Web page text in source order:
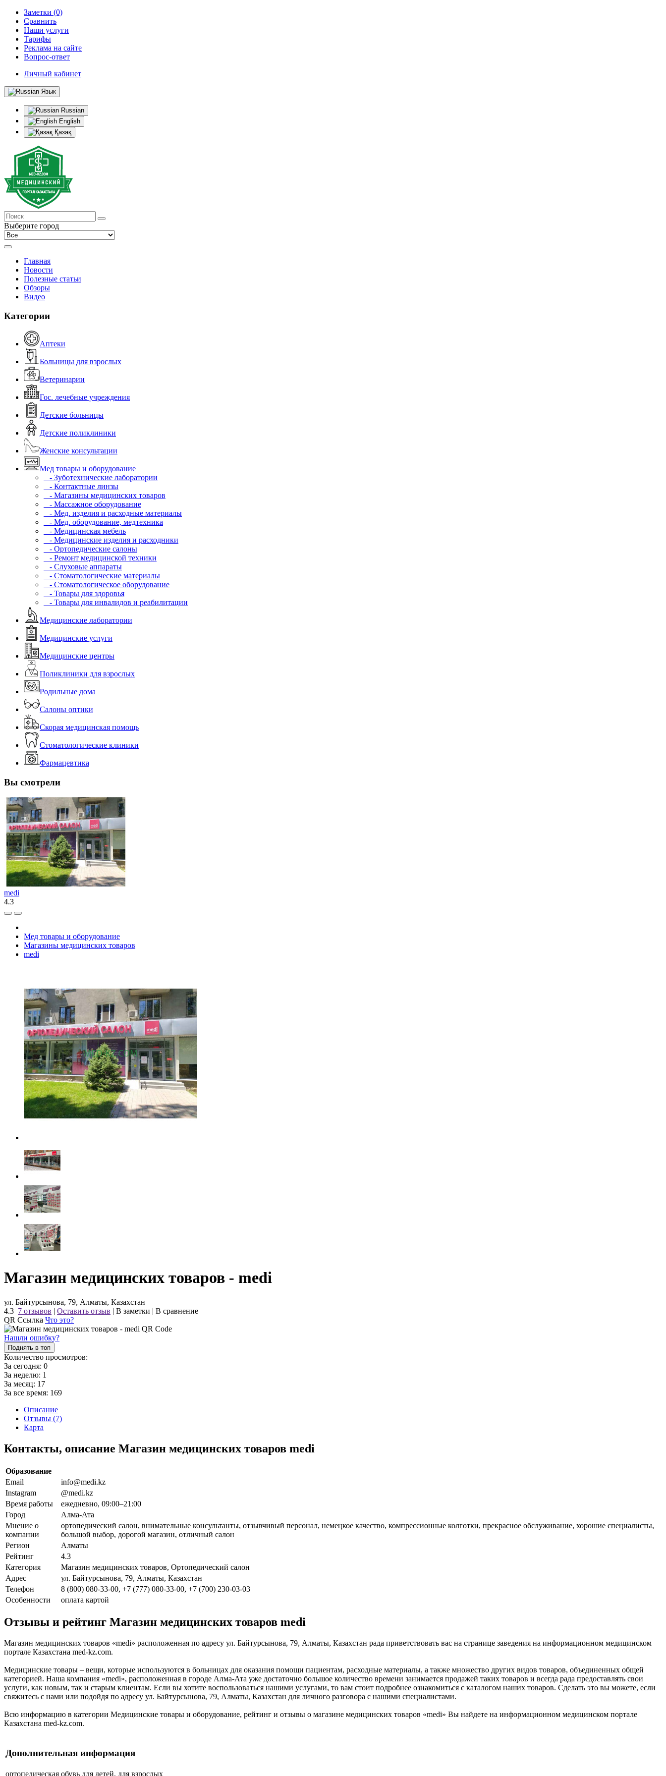
Заметки (0)
Сравнить
Наши услуги
Тарифы
Реклама на сайте
Вопрос-ответ
Личный кабинет
Язык
Russian
English
Қазақ
Выберите город
Главная
Новости
Полезные статьи
Обзоры
Видео
Категории
Аптеки
Больницы для взрослых
Ветеринарии
Гос. лечебные учреждения
Детские больницы
Детские поликлиники
Женские консультации
Мед товары и оборудование
- Зуботехнические лаборатории
- Контактные линзы
- Магазины медицинских товаров
- Массажное оборудование
- Мед. изделия и расходные материалы
- Мед. оборудование, медтехника
- Медицинская мебель
- Медицинские изделия и расходники
- Ортопедические салоны
- Ремонт медицинской техники
- Слуховые аппараты
- Стоматологические материалы
- Стоматологическое оборудование
- Товары для здоровья
- Товары для инвалидов и реабилитации
Медицинские лаборатории
Медицинские услуги
Медицинские центры
Поликлиники для взрослых
Родильные дома
Салоны оптики
Скорая медицинская помощь
Стоматологические клиники
Фармацевтика
Вы смотрели
medi
4.3
Мед товары и оборудование
Магазины медицинских товаров
medi
Магазин медицинских товаров - medi
ул. Байтурсынова, 79, Алматы, Казахстан
4.3 7 отзывов | Оставить отзыв | В заметки | В сравнение
QR Ссылка Что это?
Нашли ошибку?
Поднять в топ
Количество просмотров:
За сегодня: 0
За неделю: 1
За месяц: 17
За все время: 169
Описание
Отзывы (7)
Карта
Контакты, описание Магазин медицинских товаров medi
Образование
Email
info@medi.kz
Instagram
@medi.kz
Время работы
ежедневно, 09:00–21:00
Город
Алма-Ата
Мнение о
компании
ортопедический салон, внимательные консультанты, отзывчивый персонал, немецкое качество, компрессионные колготки, прекрасное обслуживание, хорошие специалисты,
большой выбор, дорогой магазин, отличный салон
Регион
Алматы
Рейтинг
4.3
Категория
Магазин медицинских товаров, Ортопедический салон
Адрес
ул. Байтурсынова, 79, Алматы, Казахстан
Телефон
8 (800) 080-33-00, +7 (777) 080-33-00, +7 (700) 230-03-03
Особенности
оплата картой
Отзывы и рейтинг Магазин медицинских товаров medi
Магазин медицинских товаров «medi» расположенная по адресу ул. Байтурсынова, 79, Алматы, Казахстан рада приветствовать вас на странице заведения на информационном медицинском
портале Казахстана med-kz.com.
Медицинские товары – вещи, которые используются в больницах для оказания помощи пациентам, расходные материалы, а также множество других видов товаров, объединенных общей
категорией. Наша компания «medi», расположенная в городе Алма-Ата уже достаточно большое количество времени занимается продажей таких товаров и всегда рада предоставлять свои
услуги, как новым, так и старым клиентам. Если вы хотите воспользоваться нашими услугами, то вам стоит подробнее ознакомиться с каталогом наших товаров. Сделать это вы можете, если
свяжитесь с нами или подойдя по адресу ул. Байтурсынова, 79, Алматы, Казахстан для личного разговора с нашими специалистами.
Всю информацию в категории Медицинские товары и оборудование, рейтинг и отзывы о магазине медицинских товаров «medi» Вы найдете на информационном медицинском портале
Казахстана med-kz.com.
Дополнительная информация
ортопедическая обувь для детей, для взрослых